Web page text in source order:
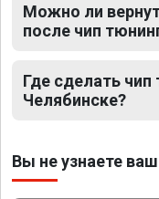
Можно ли
после чип
Где сделать
Челябинске?
Вы не узнаете